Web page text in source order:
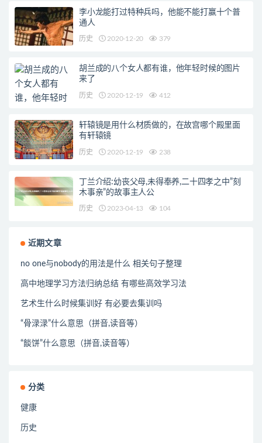
李小龙能打过特种兵吗，他能不能打赢十个普
通人
历史 2020-12-20 379
胡兰成的八个女人都有谁，他年轻时候的图片
来了
历史 2020-12-19 412
轩辕镜是用什么材质做的，在故宫哪个殿里面
有轩辕镜
历史 2020-12-19 238
丁兰介绍:幼丧父母,未得奉养,二十四孝之中”刻
木事亲”的故事主人公
历史 2023-04-13 104
近期文章
no one与nobody的用法是什么 相关句子整理
高中地理学习方法归纳总结 有哪些高效学习法
艺术生什么时候集训好 有必要去集训吗
“骨渌渌”什么意思（拼音,读音等）
“餤饼”什么意思（拼音,读音等）
分类
健康
历史